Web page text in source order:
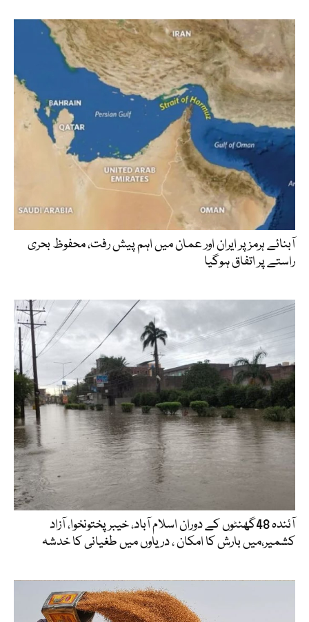
آبنائے ہرمز پر ایران اور عمان میں اہم پیش رفت، محفوظ بحری
راستے پر اتفاق ہوگیا
آئندہ 48گھنٹوں کے دوران اسلام آباد، خیبرپختونخوا، آزاد
کشمیر،میں بارش کا امکان ، دریاوں میں طغیانی کا خدشہ